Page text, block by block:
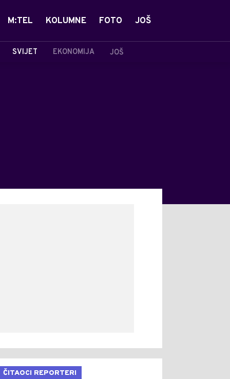
SVIJET EKONOMIJA JOŠ
M:TEL KOLUMNE FOTO JOŠ
ČITAOCI REPORTERI